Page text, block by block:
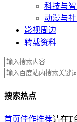
科技与
动漫与
影视周边
转载资料
搜索热点
首页佳作推荐请在T